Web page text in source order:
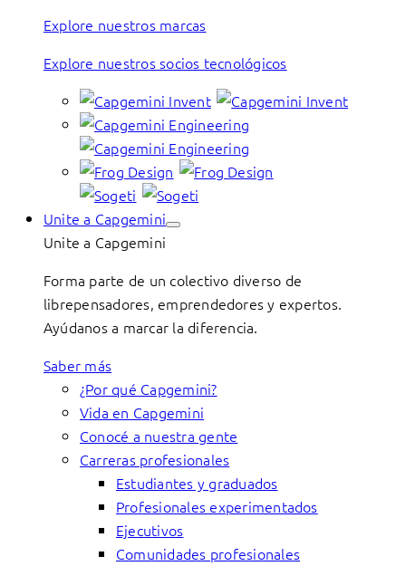
Explore nuestros marcas
Explore nuestros socios tecnológicos
Unite a Capgemini
Unite a Capgemini
Forma parte de un colectivo diverso de
librepensadores, emprendedores y expertos.
Ayúdanos a marcar la diferencia.
Saber más
¿Por qué Capgemini?
Vida en Capgemini
Conocé a nuestra gente
Carreras profesionales
Estudiantes y graduados
Profesionales experimentados
Ejecutivos
Comunidades profesionales